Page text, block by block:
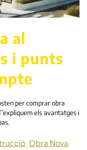
al
i punts
per comprar obra
els avantatges i
, Obra Nova,